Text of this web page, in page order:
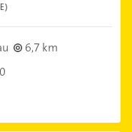
6,7 km